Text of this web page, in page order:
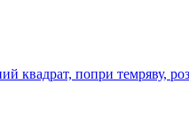
квадрат, попри темряву,